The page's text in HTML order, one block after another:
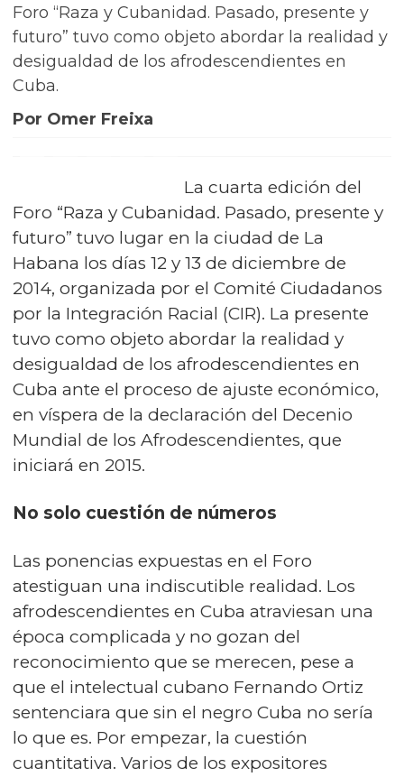
Foro “Raza y Cubanidad. Pasado, presente y
futuro” tuvo como objeto abordar la realidad y
desigualdad de los afrodescendientes en
Cuba.
Por Omer Freixa
La cuarta edición del
Foro “Raza y Cubanidad. Pasado, presente y
futuro” tuvo lugar en la ciudad de La
Habana los días 12 y 13 de diciembre de
2014, organizada por el Comité Ciudadanos
por la Integración Racial (CIR). La presente
tuvo como objeto abordar la realidad y
desigualdad de los afrodescendientes en
Cuba ante el proceso de ajuste económico,
en víspera de la declaración del Decenio
Mundial de los Afrodescendientes, que
iniciará en 2015.
No solo cuestión de números
Las ponencias expuestas en el Foro
atestiguan una indiscutible realidad. Los
afrodescendientes en Cuba atraviesan una
época complicada y no gozan del
reconocimiento que se merecen, pese a
que el intelectual cubano Fernando Ortiz
sentenciara que sin el negro Cuba no sería
lo que es. Por empezar, la cuestión
cuantitativa. Varios de los expositores